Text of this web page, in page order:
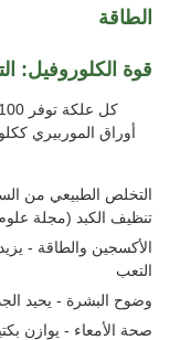
الطاقة
قوة الكلوروفيل:
أوراق الموربيري
التخلص الطبيعي من
تنظيف الكبد (مجلة علوم
الأكسجين والطاقة -
التعب
وضوح البشرة - يحيد
صحة الأمعاء - يوازن